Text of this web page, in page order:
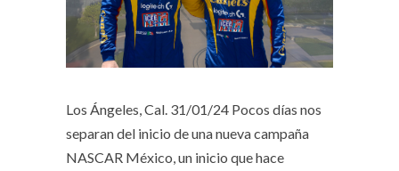
Los Ángeles, Cal. 31/01/24 Pocos días nos
separan del inicio de una nueva campaña
NASCAR México, un inicio que hace